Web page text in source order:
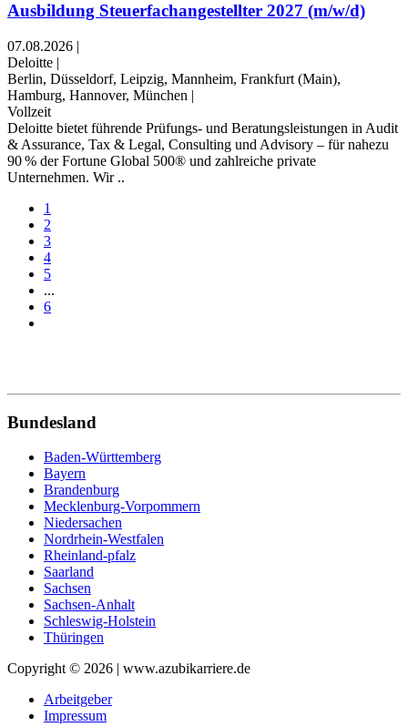
Ausbildung Steuerfachangestellter 2027 (m/w/d)
07.08.2026 |
Deloitte |
Berlin, Düsseldorf, Leipzig, Mannheim, Frankfurt (Main),
Hamburg, Hannover, München |
Vollzeit
Deloitte bietet führende Prüfungs- und Beratungsleistungen in Audit
& Assurance, Tax & Legal, Consulting und Advisory – für nahezu
90 % der Fortune Global 500® und zahlreiche private
Unternehmen. Wir ..
1
2
3
4
5
...
6
Bundesland
Baden-Württemberg
Bayern
Brandenburg
Mecklenburg-Vorpommern
Niedersachen
Nordrhein-Westfalen
Rheinland-pfalz
Saarland
Sachsen
Sachsen-Anhalt
Schleswig-Holstein
Thüringen
Copyright © 2026 | www.azubikarriere.de
Arbeitgeber
Impressum